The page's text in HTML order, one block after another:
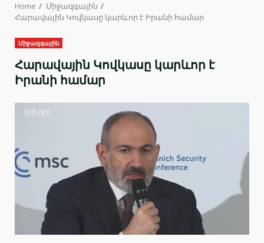
Home
Միջազգային
Հարավային Կովկասը կարևոր է Իրանի համար
Միջազգային
Հարավային Կովկասը կարևոր է
Իրանի համար